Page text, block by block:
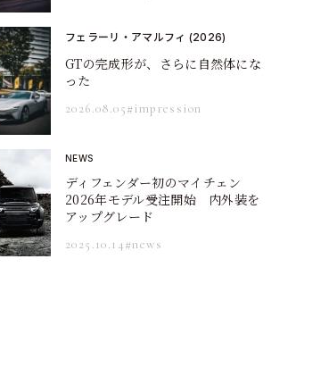
フェラーリ・アマルフィ (2026)
GTの完成形が、さらに自然体にな
った
2026.08.05#impression
NEWS
ディフェンダー初のマイチェン
2026年モデル受注開始 内外装を
アップグレード
2025.10.14#news